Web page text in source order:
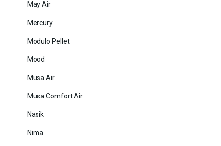
May Air
Mercury
Modulo Pellet
Mood
Musa Air
Musa Comfort Air
Nasik
Nima